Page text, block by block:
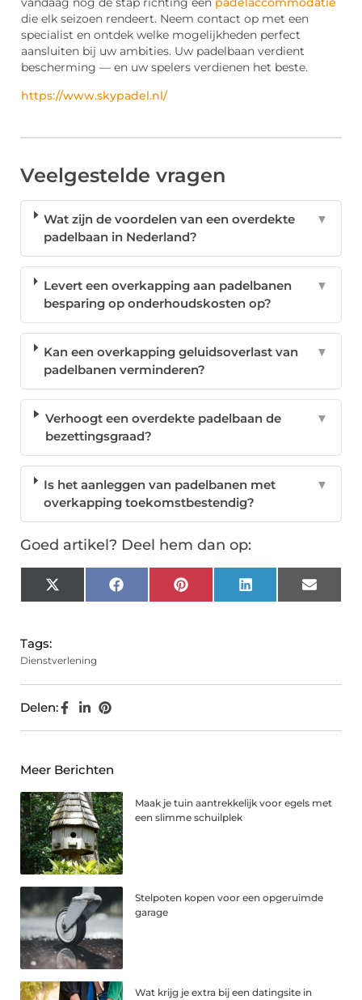
die elk seizoen rendeert. Neem contact op met een
specialist en ontdek welke mogelijkheden perfect
aansluiten bij uw ambities. Uw padelbaan verdient
bescherming — en uw spelers verdienen het beste.
https://www.skypadel.nl/
Veelgestelde vragen
Wat zijn de voordelen van een overdekte
padelbaan in Nederland?
▼
Levert een overkapping aan padelbanen
besparing op onderhoudskosten op?
▼
Kan een overkapping geluidsoverlast van
padelbanen verminderen?
▼
Verhoogt een overdekte padelbaan de
bezettingsgraad?
▼
Is het aanleggen van padelbanen met
overkapping toekomstbestendig?
▼
Goed artikel? Deel hem dan op:
X
(Twitter)
FacebookPinterest LinkedIn Email
Tags:
Dienstverlening
Delen:
Meer Berichten
Maak je tuin aantrekkelijk voor egels met
een slimme schuilplek
Stelpoten kopen voor een opgeruimde
garage
Wat krijg je extra bij een datingsite in